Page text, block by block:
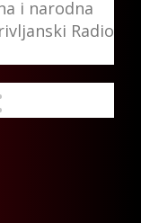
i narodna
Radio